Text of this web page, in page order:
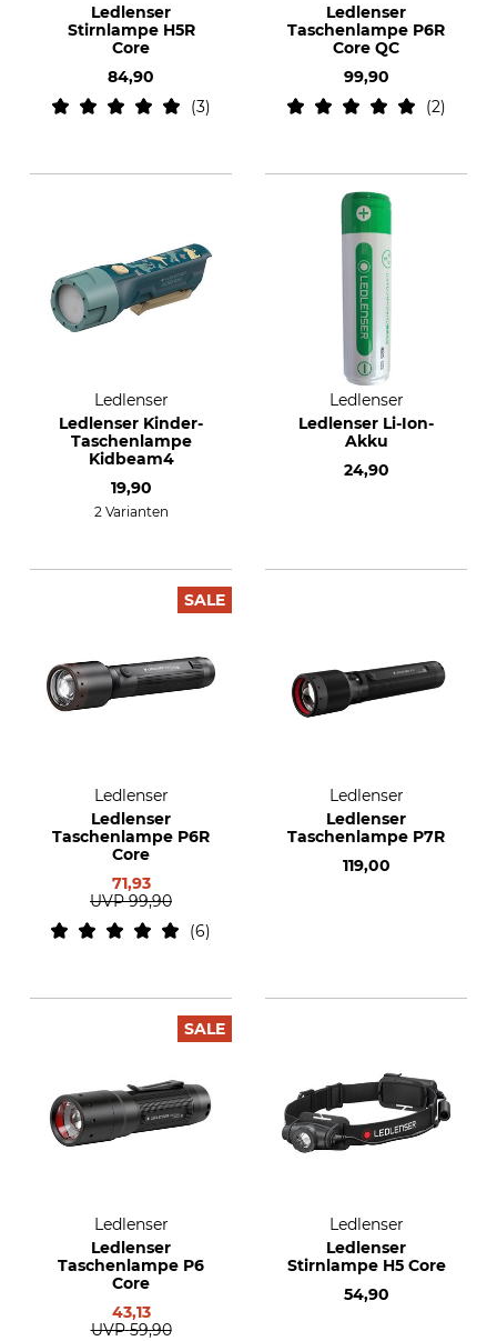
Ledlenser
Stirnlampe H5R
Core
84,90
3
Ledlenser
Taschenlampe P6R
Core QC
99,90
2
Ledlenser
Ledlenser Kinder-
Taschenlampe
Kidbeam4
19,90
2 Varianten
Ledlenser
Ledlenser Li-Ion-
Akku
24,90
SALE
Ledlenser
Ledlenser
Taschenlampe P6R
Core
71,93
UVP 99,90
6
Ledlenser
Ledlenser
Taschenlampe P7R
119,00
SALE
Ledlenser
Ledlenser
Taschenlampe P6
Core
43,13
UVP 59,90
Ledlenser
Ledlenser
Stirnlampe H5 Core
54,90